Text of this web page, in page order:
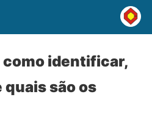
identificar,
quais são os